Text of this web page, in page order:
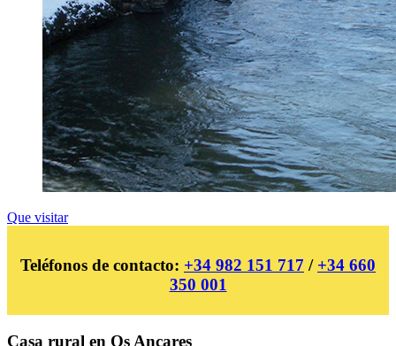
Que visitar
Teléfonos de contacto: +34 982 151 717 / +34 660
350 001
Casa rural en Os Ancares